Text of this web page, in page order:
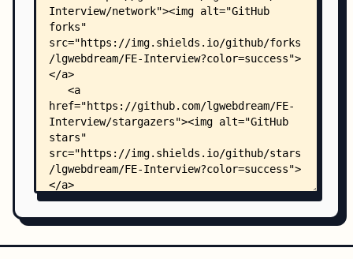
        ├── node.md
        ├── other.md
        ├── program.md
        ├── react.md
        ├── vue.md
        └── webpack.md